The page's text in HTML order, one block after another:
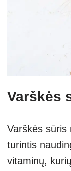
Varškės
Varškės sūris
turintis
vitaminų,